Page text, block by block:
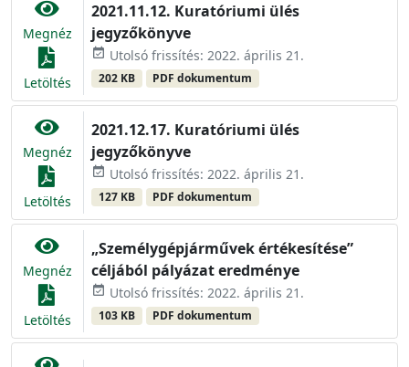
Megnéz
Letöltés
2021.11.12. Kuratóriumi ülés
jegyzőkönyve
event_available Utolsó frissítés: 2022. április 21.
202 KB PDF dokumentum
Megnéz
Letöltés
2021.12.17. Kuratóriumi ülés
jegyzőkönyve
event_available Utolsó frissítés: 2022. április 21.
127 KB PDF dokumentum
Megnéz
Letöltés
„Személygépjárművek értékesítése”
céljából pályázat eredménye
event_available Utolsó frissítés: 2022. április 21.
103 KB PDF dokumentum